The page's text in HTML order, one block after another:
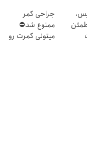
جراحی کمر
ممنوع شد⛔
میتونی کمرت رو